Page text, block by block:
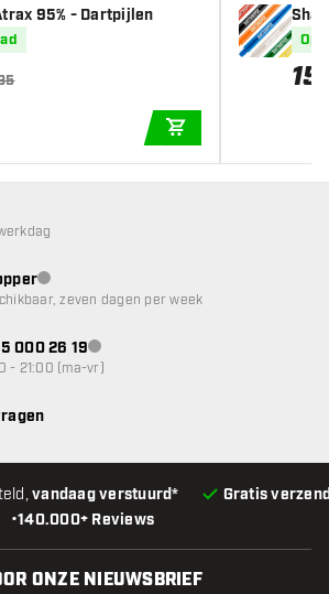
95% - Dartpijlen
sets)
Op
15
•140.000+ Reviews
vandaag verstuurd* Gratis
klantenservice niet beschikbaar
zeven dagen per week
000 26 19klantenservice niet beschikbaar
- 21:00 (ma-vr)
ONZE NIEUWSBRIEF